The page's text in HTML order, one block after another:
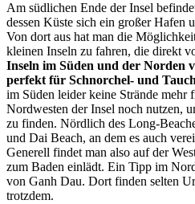
Am südlichen Ende der Insel
dessen Küste sich ein großer Hafen
Von dort aus hat man die
kleinen Inseln zu fahren, die direkt
Inseln im Süden und der Norden
perfekt für Schnorchel- und
im Süden leider keine Strände mehr
Nordwesten der Insel noch nutzen,
zu finden. Nördlich des Long-
und Dai Beach, an dem es auch
Generell findet man also auf der
zum Baden einlädt. Ein Tipp im
von Ganh Dau. Dort finden selten
trotzdem.